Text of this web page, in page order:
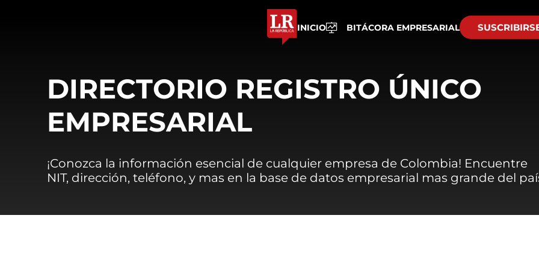
INICIO BITÁCORA EMPRESARIAL
DIRECTORIO REGISTRO ÚNICO
EMPRESARIAL
¡Conozca la información esencial de cualquier empresa de Colombia! Encuentre
NIT, dirección, teléfono, y mas en la base de datos empresarial mas grande del